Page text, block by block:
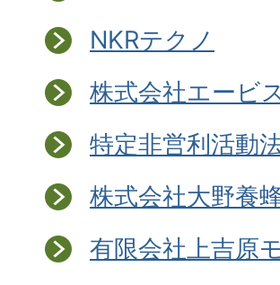
NKRテクノ
株式会社エービ
特定非営利活動
株式会社大野養
有限会社上吉原